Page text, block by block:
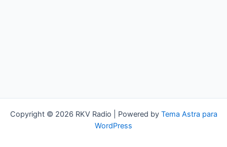
Copyright © 2026 RKV Radio | Powered by Tema Astra para
WordPress